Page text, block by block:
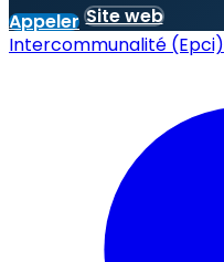
Appeler Site web
Intercommunalité (Epci)